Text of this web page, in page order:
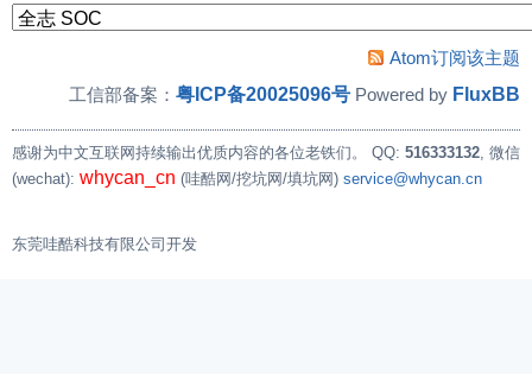
Atom订阅该主题
工信部备案： 粤ICP备20025096号 Powered by FluxBB
感谢为中文互联网持续输出优质内容的各位老铁们。 QQ: 516333132, 微信
(wechat): whycan_cn (哇酷网/挖坑网/填坑网) service@whycan.cn
东莞哇酷科技有限公司开发